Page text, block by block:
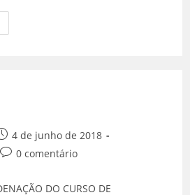
4 de junho de 2018
0 comentário
DO CURSO DE